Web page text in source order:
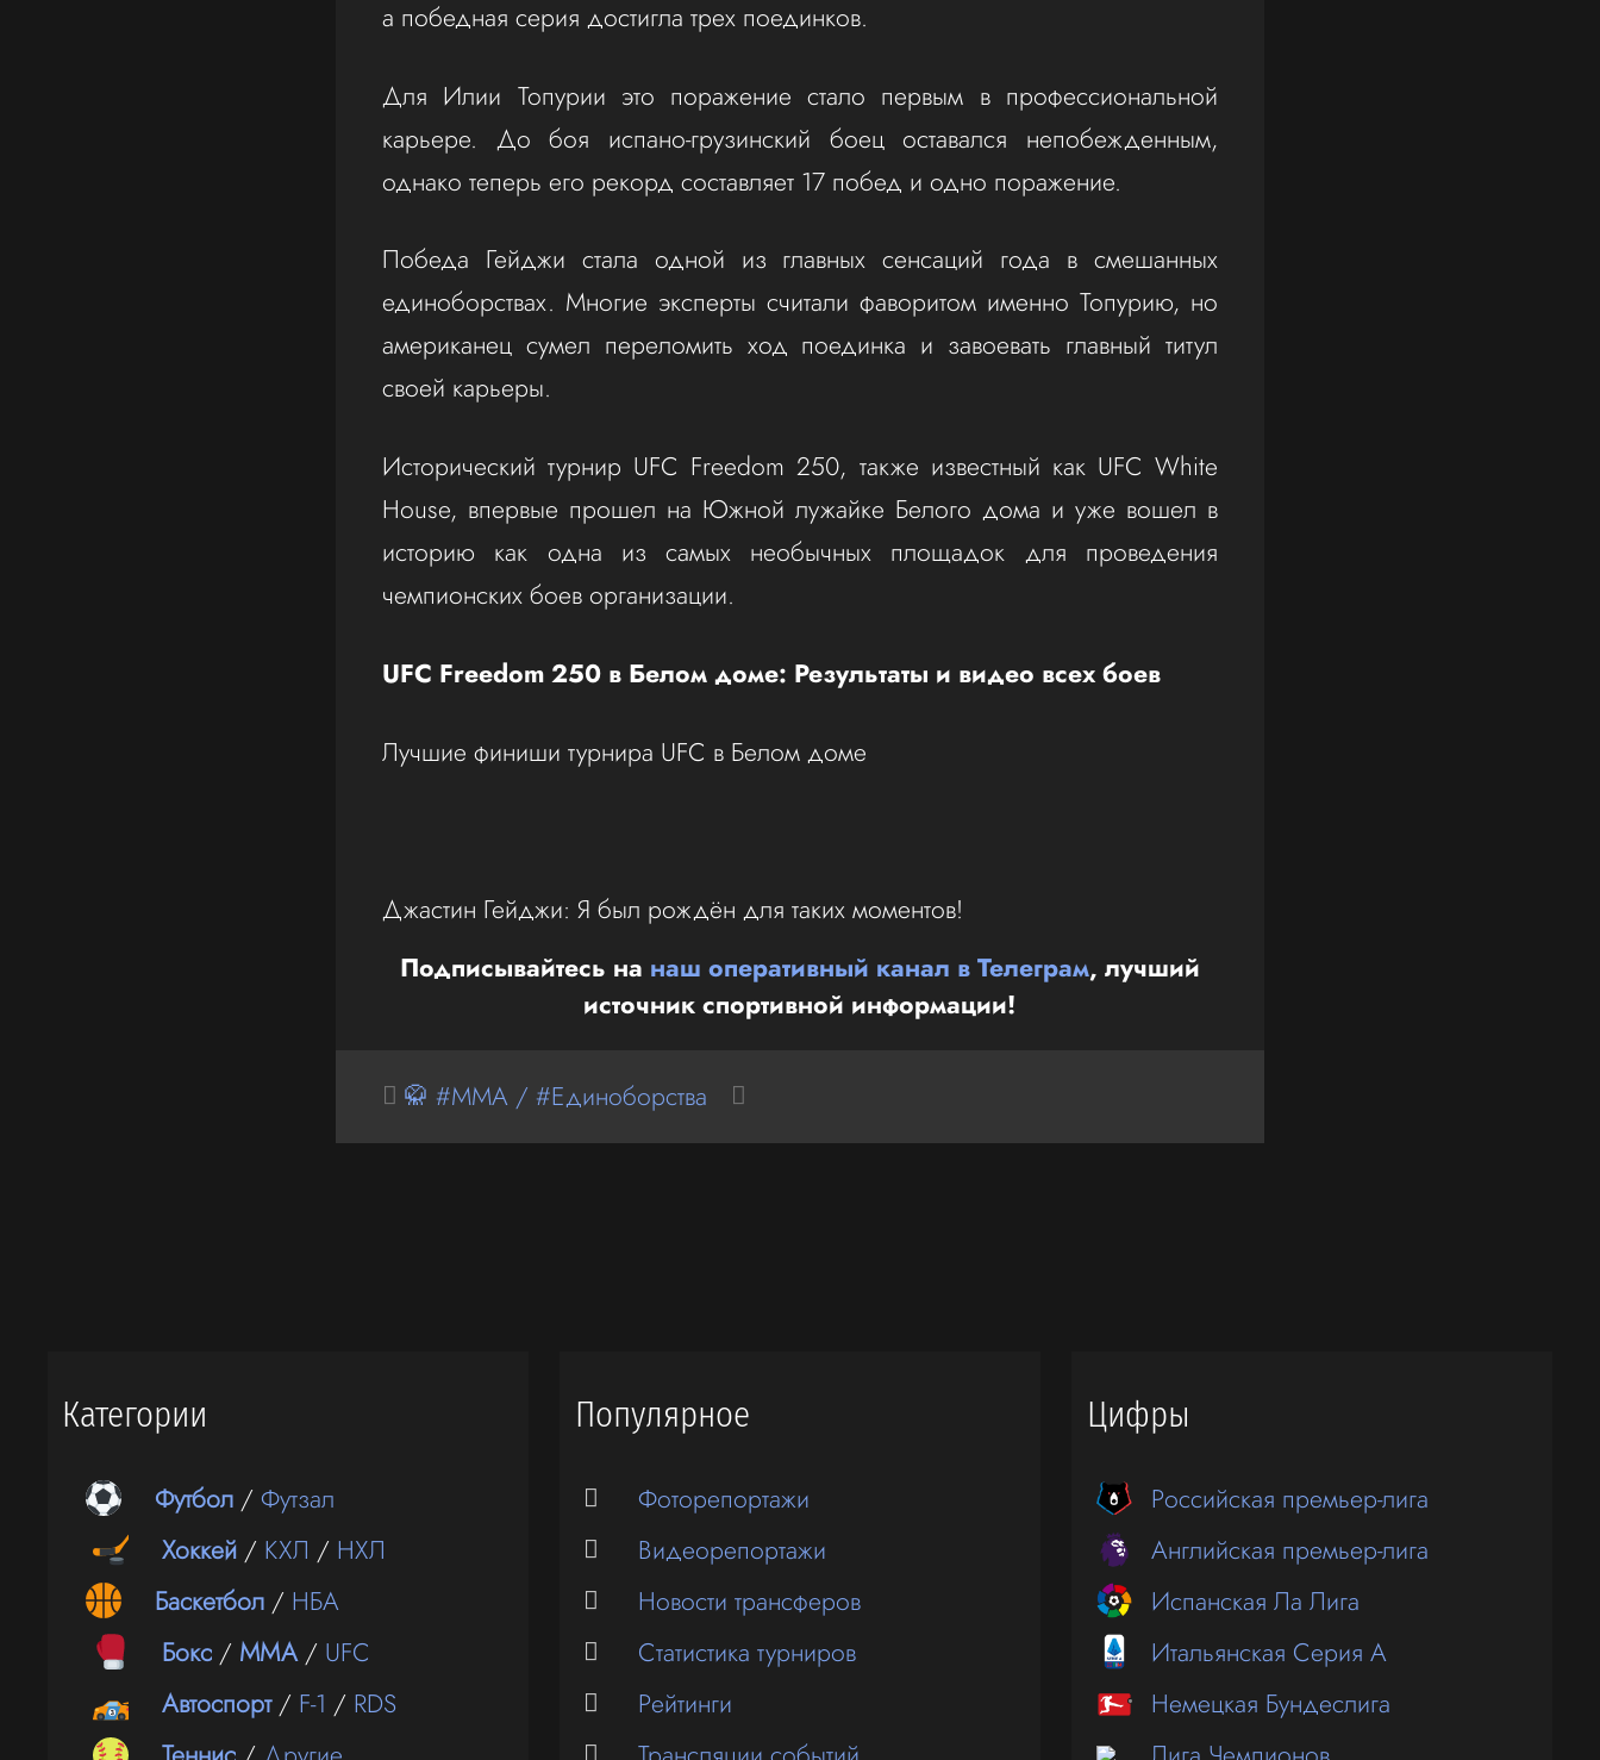
а победная серия достигла трех поединков.
Для Илии Топурии это поражение стало первым в профессиональной
карьере. До боя испано-грузинский боец оставался непобежденным,
однако теперь его рекорд составляет 17 побед и одно поражение.
Победа Гейджи стала одной из главных сенсаций года в смешанных
единоборствах. Многие эксперты считали фаворитом именно Топурию, но
американец сумел переломить ход поединка и завоевать главный титул
своей карьеры.
Исторический турнир UFC Freedom 250, также известный как UFC White
House, впервые прошел на Южной лужайке Белого дома и уже вошел в
историю как одна из самых необычных площадок для проведения
чемпионских боев организации.
UFC Freedom 250 в Белом доме: Результаты и видео всех боев
Лучшие финиши турнира UFC в Белом доме
Джастин Гейджи: Я был рождён для таких моментов!
Подписывайтесь на наш оперативный канал в Телеграм, лучший
источник спортивной информации!
🥋 #MMA / #Единоборства
Категории
Футбол /Футзал
Хоккей / КХЛ / НХЛ
Баскетбол / НБА
Бокс / ММА/ UFC
Автоспорт/ F-1 / RDS
Популярное
Фоторепортажи
Видеорепортажи
Новости трансферов
Статистика турниров
Рейтинги
Цифры
Российская премьер-лига
Английская премьер-лига
Испанская Ла Лига
Итальянская Серия А
Немецкая Бундеслига